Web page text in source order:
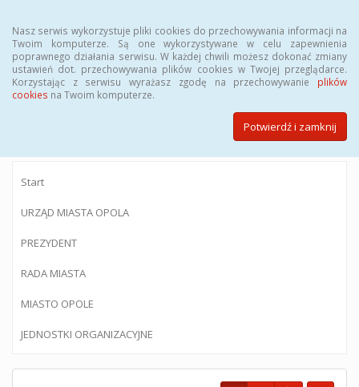
Nasz serwis wykorzystuje pliki cookies do przechowywania informacji na
Twoim komputerze. Są one wykorzystywane w celu zapewnienia
poprawnego działania serwisu. W każdej chwili możesz dokonać zmiany
ustawień dot. przechowywania plików cookies w Twojej przeglądarce.
Korzystając z serwisu wyrażasz zgodę na przechowywanie plików
cookies na Twoim komputerze.
Potwierdź i zamknij
BIULETYN INFORMACJI PUBLICZNEJ
Urzędu Miasta Opola
Start
URZĄD MIASTA OPOLA
PREZYDENT
RADA MIASTA
MIASTO OPOLE
JEDNOSTKI ORGANIZACYJNE